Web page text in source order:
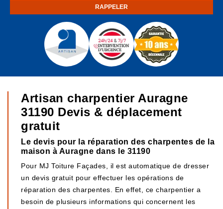
Artisan charpentier Auragne
31190 Devis & déplacement
gratuit
Le devis pour la réparation des charpentes de la
maison à Auragne dans le 31190
Pour MJ Toiture Façades, il est automatique de dresser
un devis gratuit pour effectuer les opérations de
réparation des charpentes. En effet, ce charpentier a
besoin de plusieurs informations qui concernent les